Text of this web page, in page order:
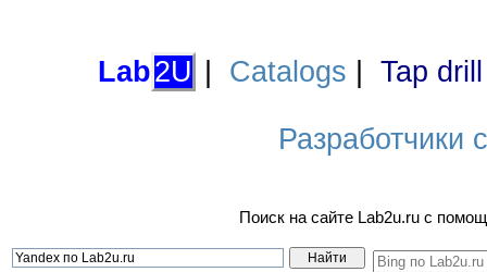
Lab2U Catalogs Tap
Разработчики
Поиск на сайте Lab2u.ru с